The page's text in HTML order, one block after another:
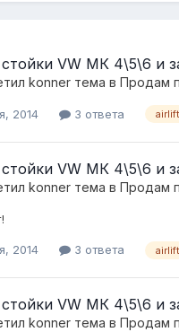
VW МК 4\5\6 и
konner тема в Продам
2014 3 ответа airlift
VW МК 4\5\6 и
konner тема в Продам
2014 3 ответа airlift
VW МК 4\5\6 и
konner тема в Продам